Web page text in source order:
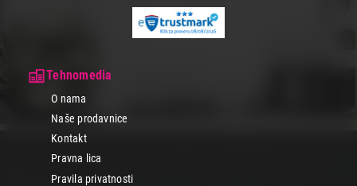
Tehnomedia
O nama
Naše prodavnice
Kontakt
Pravna lica
Pravila privatnosti